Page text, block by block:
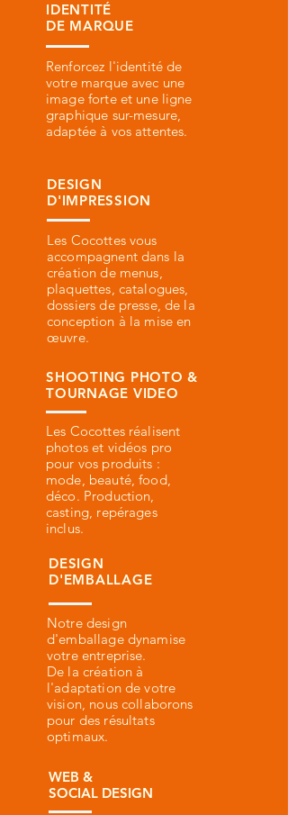
IDENTITÉ
DE MARQUE
Renforcez l'identité de
votre marque avec une
image forte et une ligne
graphique sur-mesure,
adaptée à vos attentes.
DESIGN
D'IMPRESSION
Les Cocottes vous
accompagnent dans la
création de menus,
plaquettes, catalogues,
dossiers de presse, de la
conception à la mise en
œuvre.
SHOOTING PHOTO&
TOURNAGE VIDEO
Les Cocottes réalisent
photos et vidéos pro
pour vos produits :
mode, beauté, food,
déco. Production,
casting, repérages
inclus.
DESIGN
D'EMBALLAGE
Notre design
d'emballage dynamise
votre entreprise.
De la création à
l'adaptation de votre
vision, nous collaborons
pour des résultats
optimaux.
WEB &
SOCIAL DESIGN